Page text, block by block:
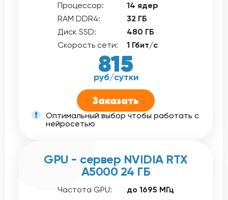
Процессор:
14 ядер
RAM DDR4:
32 ГБ
Диск SSD:
480 ГБ
Скорость сети:
1 Гбит/с
815
руб/сутки
Заказать
Оптимальный выбор чтобы работать с
нейросетью
GPU - сервер NVIDIA RTX
A5000 24 ГБ
Частота GPU:
до 1695 МГц